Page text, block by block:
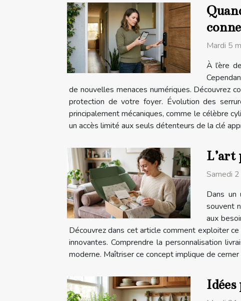
Mardi 5
À l’ère
de nouvelles menaces numériques. Découvrez
protection de votre foyer. Évolution des
principalement mécaniques, comme le célèbre
un accès limité aux seuls détenteurs de la clé
L’art
Samedi
Dans un
souvent
aux
Découvrez dans cet article comment exploiter
innovantes. Comprendre la personnalisation
moderne. Maîtriser ce concept implique de